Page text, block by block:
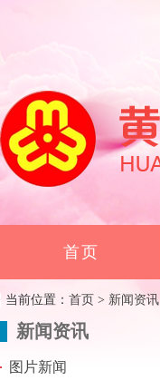
首页
当前位置： 首页 > 新闻资讯
新闻资讯
图片新闻